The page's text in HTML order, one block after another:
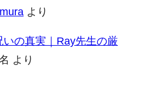
より
の真実｜Ray先生の厳
より